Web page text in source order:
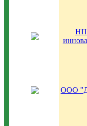
НП
ООО